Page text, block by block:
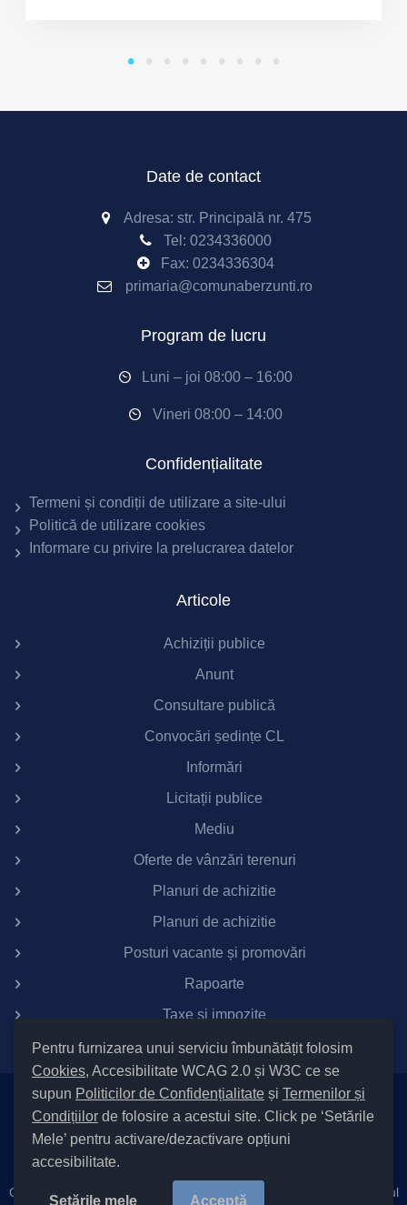
Pentru furnizarea unui serviciu îmbunătățit folosim
Cookies, Accesibilitate WCAG 2.0 și W3C ce se
supun Politicilor de Confidențialitate și Termenilor și
Condițiilor de folosire a acestui site. Click pe ‘Setările
Mele’ pentru activare/dezactivare opțiuni
accesibilitate.
Setările mele Acceptă
Date de contact
Adresa: str. Principală nr. 475
Tel: 0234336000
Fax: 0234336304
primaria@comunaberzunti.ro
Program de lucru
Luni – joi 08:00 – 16:00
Vineri 08:00 – 14:00
Confidențialitate
Termeni și condiții de utilizare a site-ului
Politică de utilizare cookies
Informare cu privire la prelucrarea datelor
Articole
Achiziții publice
Anunt
Consultare publică
Convocări ședințe CL
Informări
Licitații publice
Mediu
Oferte de vânzări terenuri
Planuri de achizitie
Planuri de achizitie
Posturi vacante și promovări
Rapoarte
Taxe si impozite
Setări Cookies și Accesibilitate
Informare cu privire la prelucrarea datelor|Politică de utilizare
| Termeni și condiții de utilizare a site-ului
Cod Județ 4 / Județul Bacău / Tipul UAT – 14 – C – Comună / Codul